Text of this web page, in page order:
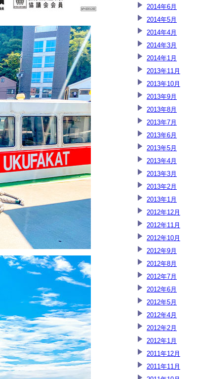
2014年6月
2014年5月
2014年4月
2014年3月
2014年1月
2013年11月
2013年10月
2013年9月
2013年8月
2013年7月
2013年6月
2013年5月
2013年4月
2013年3月
2013年2月
2013年1月
2012年12月
2012年11月
2012年10月
2012年9月
2012年8月
2012年7月
2012年6月
2012年5月
2012年4月
2012年2月
2012年1月
2011年12月
2011年11月